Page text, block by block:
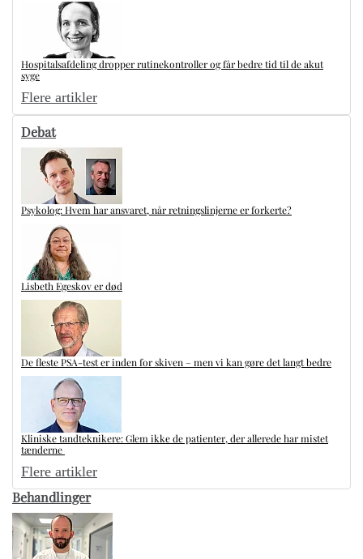
Hospitalsafdeling dropper rutinekontroller og får bedre tid til de akut
syge
Flere artikler
Debat
Psykolog: Hvem har ansvaret, når retningslinjerne er forkerte?
Lisbeth Egeskov er død
De fleste PSA-test er inden for skiven – men vi kan gøre det langt bedre
Kliniske tandteknikere: Glem ikke de patienter, der allerede har mistet
tænderne
Flere artikler
Behandlinger